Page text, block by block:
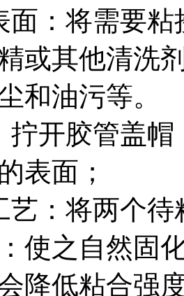
面：将需要
或其他清洗
和油污等。
拧开胶管盖
表面；
艺：将两个
使之自然固
降低粘合强